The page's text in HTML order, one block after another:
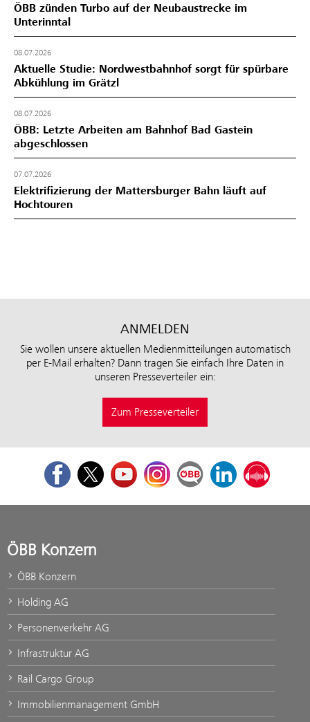
ÖBB zünden Turbo auf der Neubaustrecke im
Unterinntal
08.07.2026
Aktuelle Studie: Nordwestbahnhof sorgt für spürbare
Abkühlung im Grätzl
08.07.2026
ÖBB: Letzte Arbeiten am Bahnhof Bad Gastein
abgeschlossen
07.07.2026
Elektrifizierung der Mattersburger Bahn läuft auf
Hochtouren
ANMELDEN
Sie wollen unsere aktuellen Medienmitteilungen automatisch
per E-Mail erhalten? Dann tragen Sie einfach Ihre Daten in
unseren Presseverteiler ein:
Zum Presseverteiler
FacebookTwitterYoutubeInstagramÖBB Corporate Blog
LinkedInPodcast
ÖBB Konzern
ÖBB Konzern
Holding AG
Personenverkehr AG
Infrastruktur AG
Rail Cargo Group
Immobilienmanagement GmbH